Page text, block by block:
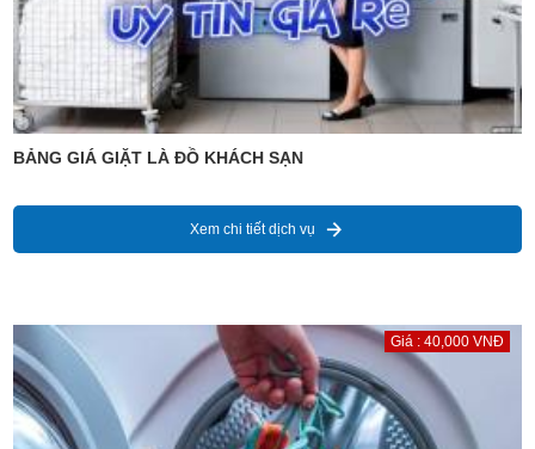
BẢNG GIÁ GIẶT LÀ ĐỒ KHÁCH SẠN
Xem chi tiết dịch vụ
Giá : 40,000 VNĐ